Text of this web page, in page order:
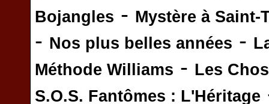
Bojangles - Mystère à Saint-
- Nos plus belles années -
Méthode Williams - Les
S.O.S. Fantômes : L'Héritage